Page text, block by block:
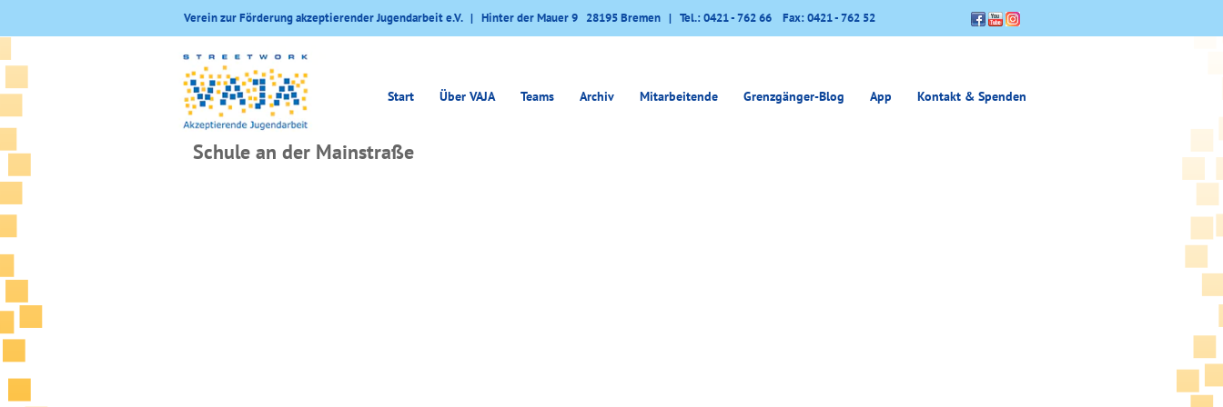
Verein zur Förderung akzeptierender Jugendarbeit e.V. | Hinter der Mauer 9 28195 Bremen | Tel.: 0421 - 762 66 Fax: 0421 - 762 52
Start Über VAJA Teams Archiv Mitarbeitende Grenzgänger-Blog App Kontakt & Spenden
Schule an der Mainstraße